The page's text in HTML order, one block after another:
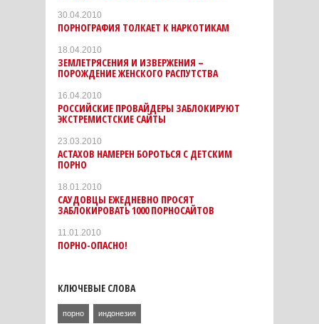
30.04.2010
ПОРНОГРАФИЯ ТОЛКАЕТ К НАРКОТИКАМ
18.04.2010
ЗЕМЛЕТРЯСЕНИЯ И ИЗВЕРЖЕНИЯ –
ПОРОЖДЕНИЕ ЖЕНСКОГО РАСПУТСТВА
16.04.2010
РОССИЙСКИЕ ПРОВАЙДЕРЫ ЗАБЛОКИРУЮТ
ЭКСТРЕМИСТСКИЕ САЙТЫ
23.03.2010
АСТАХОВ НАМЕРЕН БОРОТЬСЯ С ДЕТСКИМ
ПОРНО
18.01.2010
САУДОВЦЫ ЕЖЕДНЕВНО ПРОСЯТ
ЗАБЛОКИРОВАТЬ 1000 ПОРНОСАЙТОВ
11.01.2010
ПОРНО-ОПАСНО!
КЛЮЧЕВЫЕ СЛОВА
порно индонезия